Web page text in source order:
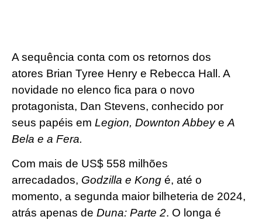
A sequência conta com os retornos dos
atores Brian Tyree Henry e Rebecca Hall. A
novidade no elenco fica para o novo
protagonista, Dan Stevens, conhecido por
seus papéis em Legion, Downton Abbeye A
Bela e a Fera.
Com mais de US$ 558 milhões
arrecadados, Godzilla e Kong é, até o
momento, a segunda maior bilheteria de 2024,
atrás apenas de Duna: Parte 2. O longa é